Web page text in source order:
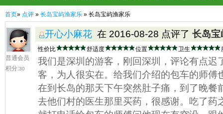
首页» 点评 » 长岛宝屿渔家乐 » 长岛宝屿渔家乐
普通会员
积分:30
开心小麻花 在 2016-08-28 点评了 长岛宝
性价比 舒适度 位置 卫生
我们是深圳的游客，刚回深圳，评论有点迟
客，为人很实在。给我们介绍的包车的师傅
在到长岛的那天下午突然肚子痛，到了晚餐
去他们村的医生那里买药，很感谢。吃了药